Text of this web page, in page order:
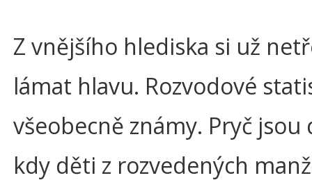
Z vnějšího hlediska si už
lámat hlavu. Rozvodové
všeobecně známy. Pryč jsou
kdy děti z rozvedených